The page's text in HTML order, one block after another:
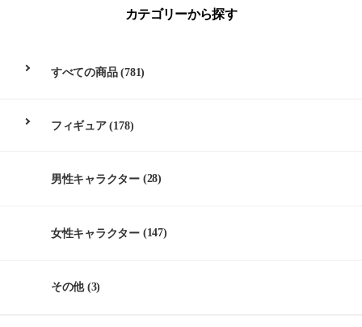
カテゴリーから探す
すべての商品(781)
フィギュア(178)
男性キャラクター (28)
女性キャラクター (147)
その他(3)